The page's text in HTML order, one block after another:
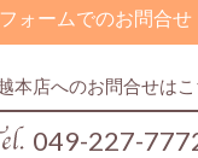
フォームでのお問合せ
本店へのお問合せはこ
049-227-